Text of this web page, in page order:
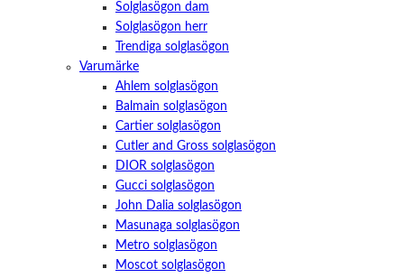
Solglasögon dam
Solglasögon herr
Trendiga solglasögon
Varumärke
Ahlem solglasögon
Balmain solglasögon
Cartier solglasögon
Cutler and Gross solglasögon
DIOR solglasögon
Gucci solglasögon
John Dalia solglasögon
Masunaga solglasögon
Metro solglasögon
Moscot solglasögon